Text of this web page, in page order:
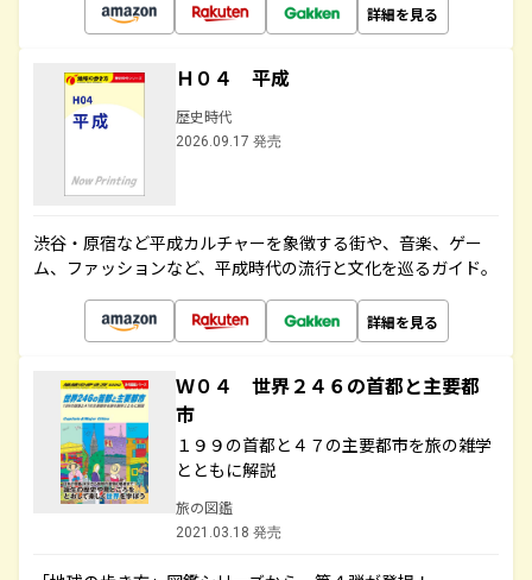
詳細を見る
Ｈ０４ 平成
歴史時代
2026.09.17 発売
渋谷・原宿など平成カルチャーを象徴する街や、音楽、ゲー
ム、ファッションなど、平成時代の流行と文化を巡るガイド。
詳細を見る
Ｗ０４ 世界２４６の首都と主要都
市
１９９の首都と４７の主要都市を旅の雑学
とともに解説
旅の図鑑
2021.03.18 発売